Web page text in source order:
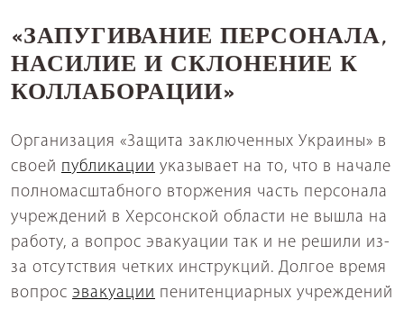
«ЗАПУГИВАНИЕ ПЕРСОНАЛА,
НАСИЛИЕ И СКЛОНЕНИЕ К
КОЛЛАБОРАЦИИ»
Организация «Защита заключенных Украины» в
своей публикации указывает на то, что в начале
полномасштабного вторжения часть персонала
учреждений в Херсонской области не вышла на
работу, а вопрос эвакуации так и не решили из-
за отсутствия четких инструкций. Долгое время
вопрос эвакуации пенитенциарных учреждений